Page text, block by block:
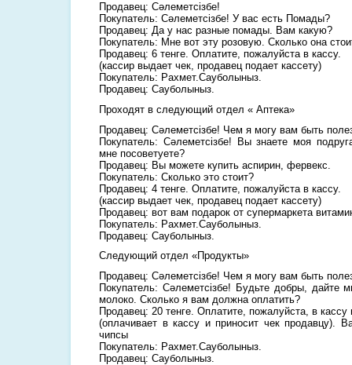
Продавец: Сәлеметсізбе!
Покупатель: Сәлеметсізбе! У вас есть Помады?
Продавец: Да у нас разные помады. Вам какую?
Покупатель: Мне вот эту розовую. Сколько она
Продавец: 6 тенге. Оплатите, пожалуйста в кассу.
(кассир выдает чек, продавец подает кассету)
Покупатель: Рахмет.Сауболыныз.
Продавец: Сауболыныз.
Проходят в следующий отдел « Аптека»
Продавец: Сәлеметсізбе! Чем я могу вам быть
Покупатель: Сәлеметсізбе! Вы знаете моя
мне посоветуете?
Продавец: Вы можете купить аспирин, фервекс.
Покупатель: Сколько это стоит?
Продавец: 4 тенге. Оплатите, пожалуйста в кассу.
(кассир выдает чек, продавец подает кассету)
Продавец: вот вам подарок от супермаркета
Покупатель: Рахмет.Сауболыныз.
Продавец: Сауболыныз.
Следующий отдел «Продукты»
Продавец: Сәлеметсізбе! Чем я могу вам быть
Покупатель: Сәлеметсізбе! Будьте добры, дайте
молоко. Сколько я вам должна оплатить?
Продавец: 20 тенге. Оплатите, пожалуйста, в кассу
(оплачивает в кассу и приносит чек продавцу).
чипсы
Покупатель: Рахмет.Сауболыныз.
Продавец: Сауболыныз.